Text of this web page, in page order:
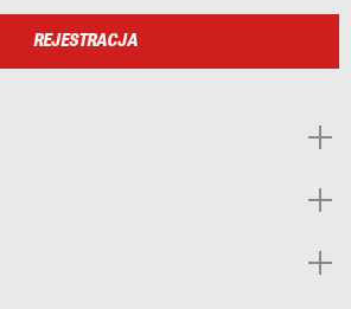
REJESTRACJA